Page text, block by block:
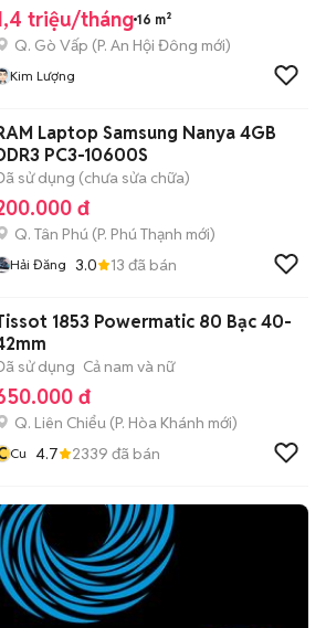
triệu/tháng16 m²
Q. Gò Vấp (P. An Hội Đông mới)
Kim Lượng
Laptop Samsung Nanya 4GB
PC3-10600S
sử dụng (chưa sửa chữa)
đ
Q. Tân Phú (P. Phú Thạnh mới)
Hải Đăng 3.0 13 đã bán
1853 Powermatic 80 Bạc 40-
sử dụng Cả nam và nữ
đ
Q. Liên Chiểu (P. Hòa Khánh mới)
Cu 4.7 2339 đã bán